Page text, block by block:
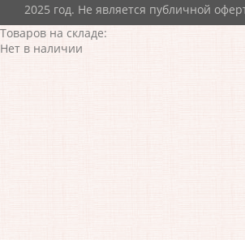
2025 год. Не является публичной
Товаров на складе:
Нет в наличии